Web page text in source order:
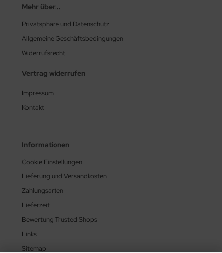
Mehr über...
Privatsphäre und Datenschutz
Allgemeine Geschäftsbedingungen
Widerrufsrecht
Vertrag widerrufen
Impressum
Kontakt
Informationen
Cookie Einstellungen
Lieferung und Versandkosten
Zahlungsarten
Lieferzeit
Bewertung Trusted Shops
Links
Sitemap